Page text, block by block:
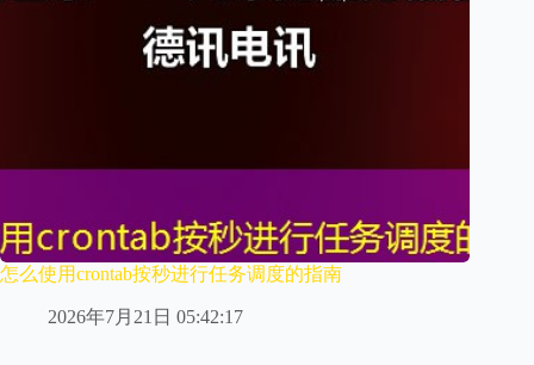
怎么使用crontab按秒进行任务调度的指南
2026年7月21日 05:42:17